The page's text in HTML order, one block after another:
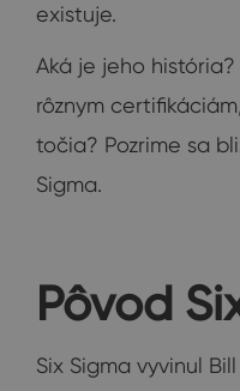
existuje.
Aká je jeho
rôznym
točia? Pozrime sa
Sigma.
Pôvod
Six Sigma vyvinul